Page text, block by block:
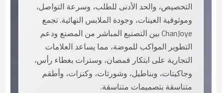
التخصيص، والحد الأدنى للطلب، وسرعة التواصل،
وموثوقية العينات، وجودة الملابس النهائية. تجمع
ChanJoye بين التصنيع المباشر من المصنع ودعم
التطوير المواكب للموضة، مما يساعد العلامات
التجارية على ابتكار قمصان، وسترات بغطاء رأس،
وجاكيتات، وبناطيل، وشورتات، وكنزات، وأطقم
متناسقة بتصميمات متناسقة.